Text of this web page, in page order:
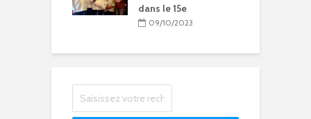
dans le 15e
09/10/2023